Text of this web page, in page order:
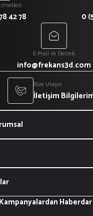
42 78 0
E-Mail ile Destek
info@frekans3d.com
Bize Ulaşın
İletişim
Kampanyalardan